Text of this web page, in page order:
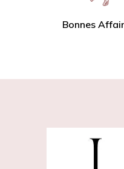
Bonnes